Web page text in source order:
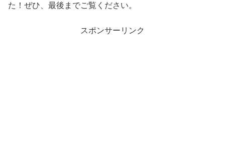
た！ぜひ、最後までご覧ください。
スポンサーリンク